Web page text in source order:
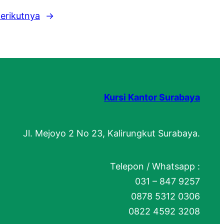
→
Kursi Kantor Surabaya
Jl. Mejoyo 2 No 23, Kalirungkut Surabaya.
Telepon / Whatsapp :
031 – 847 9257
0878 5312 0306
0822 4592 3208